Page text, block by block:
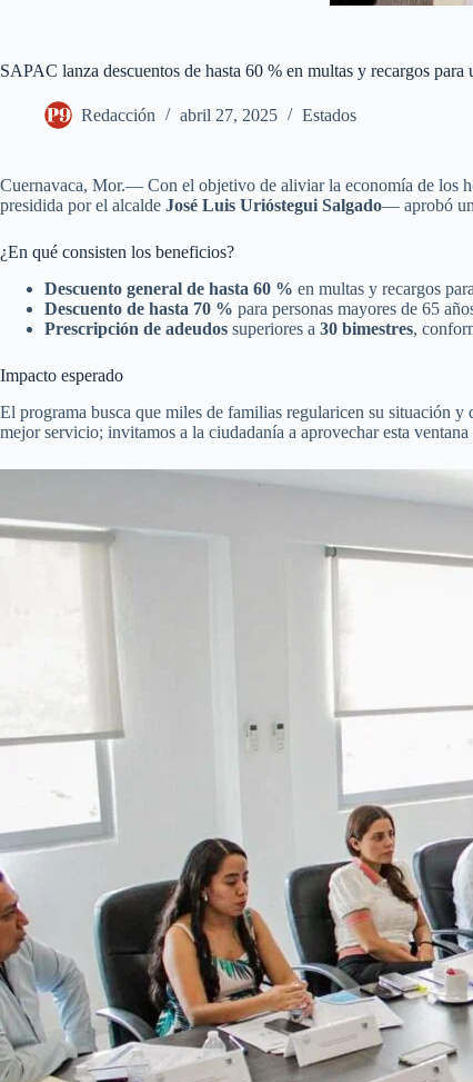
SAPAC lanza descuentos de hasta 60 % en multas y recargos
Redacción abril 27, 2025 Estados
Cuernavaca, Mor.— Con el objetivo de aliviar la economía de los
presidida por el alcalde José Luis Urióstegui Salgado— aprobó un
¿En qué consisten los beneficios?
Descuento general de hasta 60 % en multas y recargos
Descuento de hasta 70 % para personas mayores de 65
Prescripción de adeudos superiores a 30 bimestres,
Impacto esperado
El programa busca que miles de familias regularicen su situación
mejor servicio; invitamos a la ciudadanía a aprovechar esta